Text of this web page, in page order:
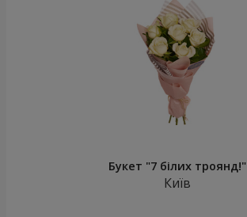
Букет "7 білих троянд!"
Київ